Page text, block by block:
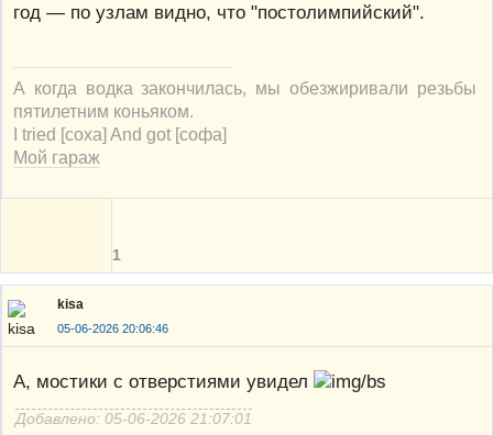
год — по узлам видно, что "постолимпийский".
А когда водка закончилась, мы обезжиривали резьбы
пятилетним коньяком.
I tried [соха] And got [софа]
Мой гараж
1
kisa
05-06-2026 20:06:46
А, мостики с отверстиями увидел
Добавлено: 05-06-2026 21:07:01